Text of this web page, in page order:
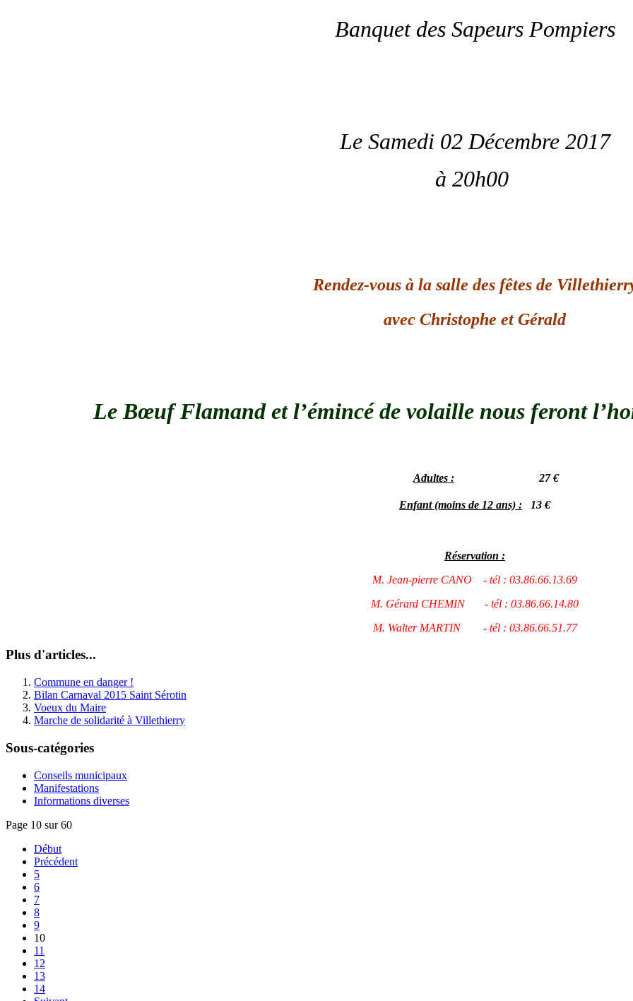
Banquet des Sapeurs Pompiers
Le Samedi 02 Décembre 2017
à 20h00
Rendez-vous à la salle des fêtes de
avec Christophe et Gérald
Le Bœuf Flamand et l’émincé de volaille nous feront
Adultes : 27 €
Enfant (moins de 12 ans) : 13 €
Réservation :
M. Jean-pierre CANO - tél : 03.86.66.13.69
M. Gérard CHEMIN - tél : 03.86.66.14.80
M. Walter MARTIN - tél : 03.86.66.51.77
Plus d'articles...
Commune en danger !
Bilan Carnaval 2015 Saint Sérotin
Voeux du Maire
Marche de solidarité à Villethierry
Sous-catégories
Conseils municipaux
Manifestations
Informations diverses
Page 10 sur 60
Début
Précédent
5
6
7
8
9
10
11
12
13
14